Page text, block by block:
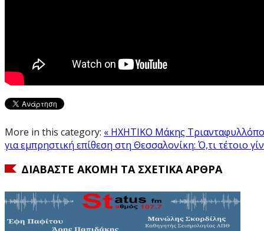
More in this category: « ΗΧΗΤΙΚΟ Μάκης
για εμπρηστική επίθεση στη Θεσσαλονίκη: Ό,τι τέτοιο
ΔΙΑΒΆΣΤΕ ΑΚΌΜΗ ΤΑ ΣΧΕΤΙΚΆ ΆΡΘΡΑ